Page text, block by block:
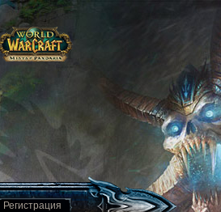
Регистрация